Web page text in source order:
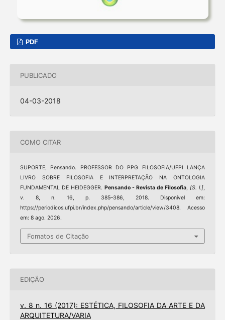
PDF
PUBLICADO
04-03-2018
COMO CITAR
SUPORTE, Pensando. PROFESSOR DO PPG FILOSOFIA/UFPI LANÇA
LIVRO SOBRE FILOSOFIA E INTERPRETAÇÃO NA ONTOLOGIA
FUNDAMENTAL DE HEIDEGGER. Pensando - Revista de Filosofia,[S. l.],
v. 8, n. 16, p. 385–386, 2018. Disponível em:
https://periodicos.ufpi.br/index.php/pensando/article/view/3408. Acesso
em: 8 ago. 2026.
Fomatos de Citação
EDIÇÃO
v. 8 n. 16 (2017): ESTÉTICA, FILOSOFIA DA ARTE E DA
ARQUITETURA/VARIA